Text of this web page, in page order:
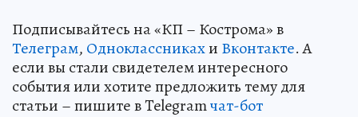
Подписывайтесь на «КП – Кострома» в
Телеграм, Одноклассникахи Вконтакте. А
если вы стали свидетелем интересного
события или хотите предложить тему для
статьи – пишите в Telegramчат-бот